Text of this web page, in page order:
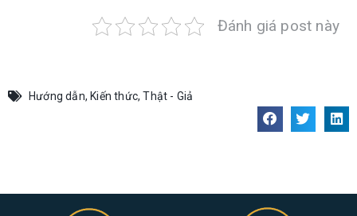
Đánh giá post này
Hướng dẫn, Kiến thức,Thật - Giả